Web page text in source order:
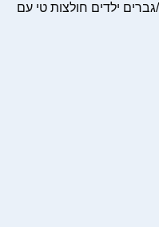
ילדים חולצות טי עם